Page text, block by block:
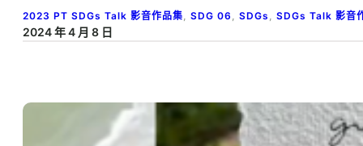
2023 PT SDGs Talk 影音作品集, SDG 06 , SDGs , SDGs Talk 影音
2024 年 4 月 8 日